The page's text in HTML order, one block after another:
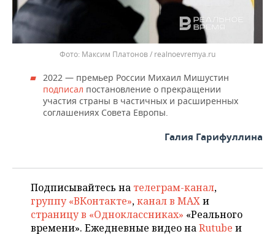
Максим Платонов / realnoevremya.ru
2022 — премьер России Михаил Мишустин
подписал постановление о прекращении
участия страны в частичных и расширенных
соглашениях Совета Европы.
Галия Гарифуллина
Подписывайтесь на телеграм-канал,
группу «ВКонтакте»,канал в MAXи
страницу в «Одноклассниках» «Реального
времени». Ежедневные видео наRutube и